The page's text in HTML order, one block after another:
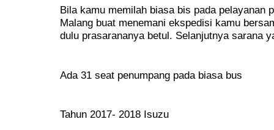
Bila kamu memilah biasa bis pada pelayanan
Malang buat menemani ekspedisi kamu
dulu prasarananya betul. Selanjutnya sarana
Ada 31 seat penumpang pada biasa bus
Tahun 2017- 2018 Isuzu